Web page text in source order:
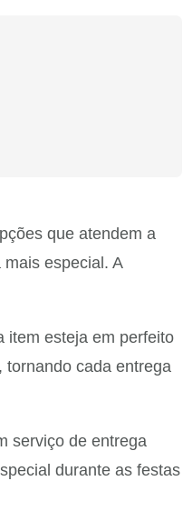
que atendem a
especial. A
item esteja em perfeito
tornando cada entrega
serviço de entrega
durante as festas